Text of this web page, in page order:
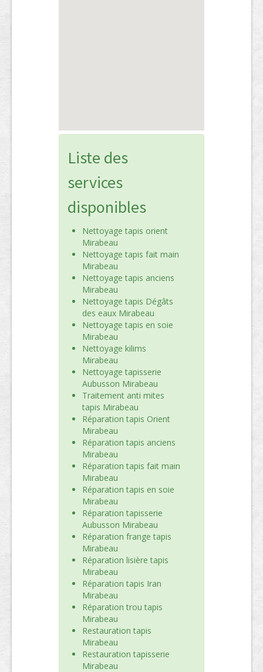
Liste des
services
disponibles
Nettoyage tapis orient
Mirabeau
Nettoyage tapis fait main
Mirabeau
Nettoyage tapis anciens
Mirabeau
Nettoyage tapis Dégâts
des eaux Mirabeau
Nettoyage tapis en soie
Mirabeau
Nettoyage kilims
Mirabeau
Nettoyage tapisserie
Aubusson Mirabeau
Traitement anti mites
tapis Mirabeau
Réparation tapis Orient
Mirabeau
Réparation tapis anciens
Mirabeau
Réparation tapis fait main
Mirabeau
Réparation tapis en soie
Mirabeau
Réparation tapisserie
Aubusson Mirabeau
Réparation frange tapis
Mirabeau
Réparation lisière tapis
Mirabeau
Réparation tapis Iran
Mirabeau
Réparation trou tapis
Mirabeau
Restauration tapis
Mirabeau
Restauration tapisserie
Mirabeau